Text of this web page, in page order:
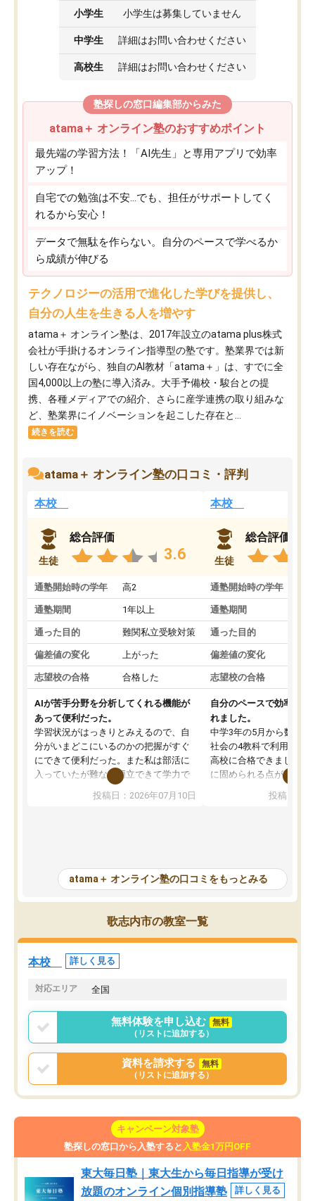
小学生 小学生は募集していません
中学生 詳細はお問い合わせください
高校生 詳細はお問い合わせください
塾探しの窓口編集部からみた
atama＋ オンライン塾のおすすめポイント
最先端の学習方法！「AI先生」と専用アプリで効率
アップ！
自宅での勉強は不安…でも、担任がサポートしてく
れるから安心！
データで無駄を作らない。自分のペースで学べるか
ら成績が伸びる
テクノロジーの活用で進化した学びを提供し、
自分の人生を生きる人を増やす
atama＋ オンライン塾は、2017年設立のatama plus株式
会社が手掛けるオンライン指導型の塾です。塾業界では新
しい存在ながら、独自のAI教材「atama＋」は、すでに全
国4,000以上の塾に導入済み。大手予備校・駿台との提
携、各種メディアでの紹介、さらに産学連携の取り組みな
ど、塾業界にイノベーションを起こした存在と...
続きを読む
atama＋ オンライン塾の口コミ・評判
本校
生徒
総合評価
3.6
通塾開始時の学年 高2
通塾期間 1年以上
通った目的 難関私立受験対策
偏差値の変化 上がった
志望校の合格 合格した
AIが苦手分野を分析してくれる機能が
あって便利だった。
学習状況がはっきりとみえるので、自
分がいまどこにいるのかの把握がすぐ
にできて便利だった。また私は部活に
入っていたが難なく両立できて学力で
も部活でも結果を残すことができてよ
かった。また問題演習の際に、自分が
が、自分で自分の管理ができない人に
とっては難しい部分もあるのではない
かと思った。
投稿日：2026年07月10日
本校
生徒
総合評価
通塾開始時の学年
通塾期間
通った目的
偏差値の変化
志望校の合格
自分のペースで効率よく
れました。
中学3年の5月から数学・
社会の4教科で利用し、
高校に合格できました。
に固められる点が魅力で
項目のおかげで、手軽
元数が可視化されるので
しながら意欲的に取り組
常に効果を実感している
すめできる塾です。
投稿日：
atama＋ オンライン塾の口コミをもっとみる
歌志内市の教室一覧
本校 詳しく見る
対応エリア 全国
無料体験を申し込む
無料
（リストに追加する）
資料を請求する
無料
（リストに追加する）
キャンペーン対象塾
塾探しの窓口から入塾すると 入塾金1万円OFF
東大毎日塾｜東大生から毎日指導が受け
放題のオンライン個別指導塾
詳しく見る